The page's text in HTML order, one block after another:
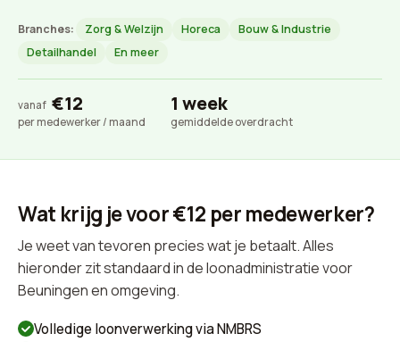
Branches: Zorg & Welzijn Horeca
Bouw & Industrie
Detailhandel
En meer
vanaf €12
per medewerker / maand
1 week
gemiddelde overdracht
Wat krijg je voor €12 per medewerker?
Je weet van tevoren precies wat je betaalt. Alles
hieronder zit standaard in de loonadministratie voor
Beuningen en omgeving.
Volledige loonverwerking via NMBRS